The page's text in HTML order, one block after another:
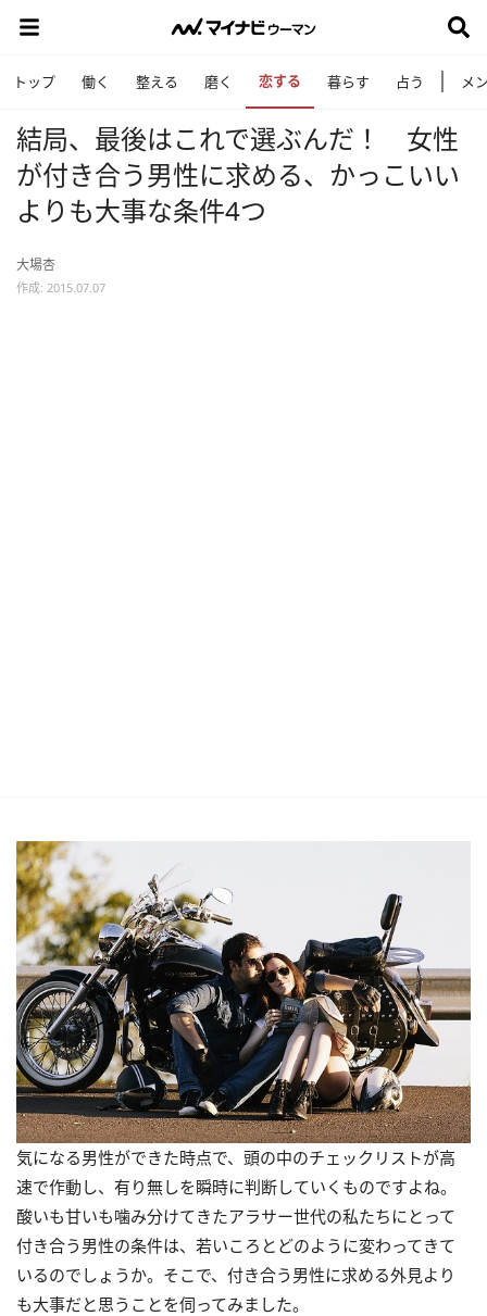
トップ 働く 整える 磨く 恋する 暮らす 占う メ
結局、最後はこれで選ぶんだ！ 女性
が付き合う男性に求める、かっこいい
よりも大事な条件4つ
大場杏
作成: 2015.07.07
気になる男性ができた時点で、頭の中のチェックリストが高
速で作動し、有り無しを瞬時に判断していくものですよね。
酸いも甘いも噛み分けてきたアラサー世代の私たちにとって
付き合う男性の条件は、若いころとどのように変わってきて
いるのでしょうか。そこで、付き合う男性に求める外見より
も大事だと思うことを伺ってみました。